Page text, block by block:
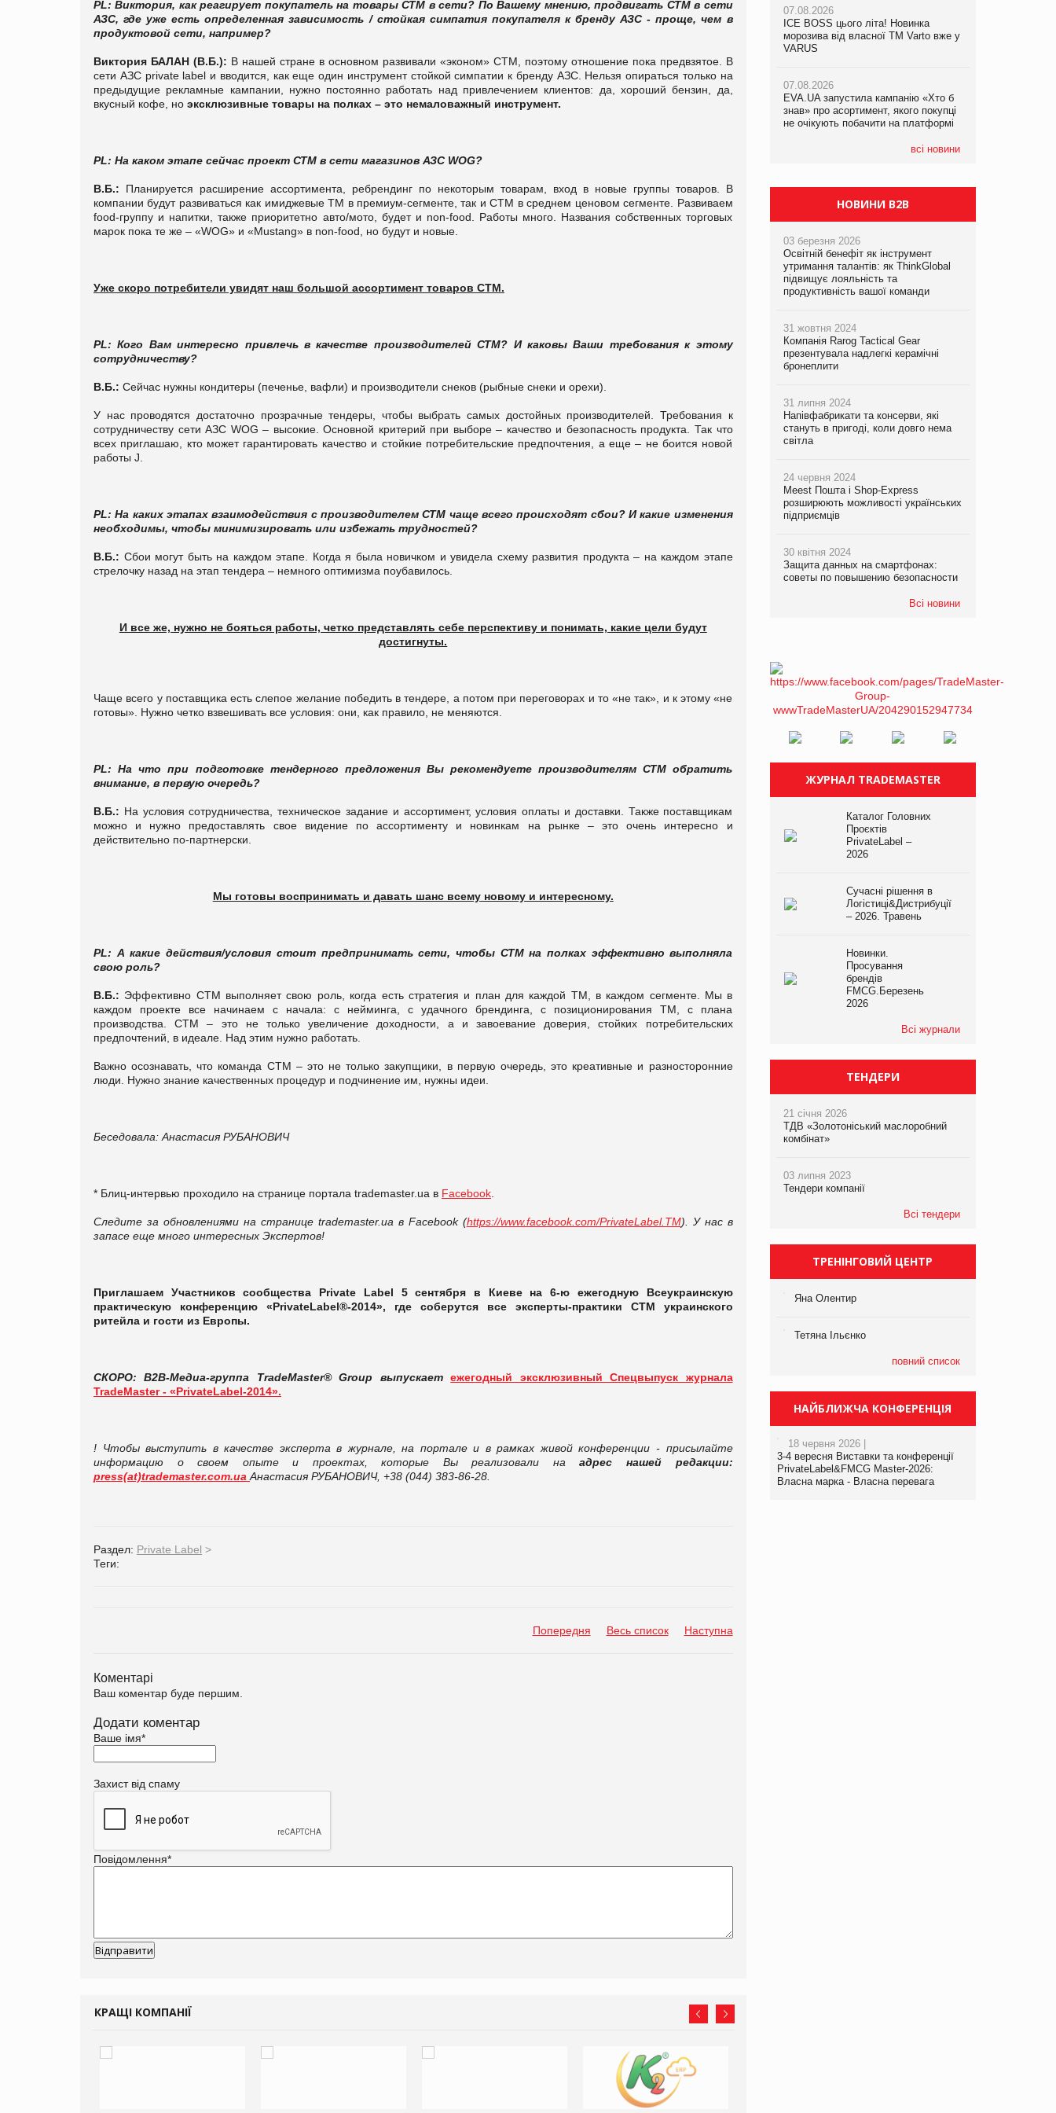
PL: Виктория, как реагирует покупатель на товары СТМ в сети? По Вашему мнению, продвигать СТМ в сети
АЗС, где уже есть определенная зависимость / стойкая симпатия покупателя к бренду АЗС - проще, чем в
продуктовой сети, например?
Виктория БАЛАН (В.Б.): В нашей стране в основном развивали «эконом» СТМ, поэтому отношение пока предвзятое. В
сети АЗС private label и вводится, как еще один инструмент стойкой симпатии к бренду АЗС. Нельзя опираться только на
предыдущие рекламные кампании, нужно постоянно работать над привлечением клиентов: да, хороший бензин, да,
вкусный кофе, но эксклюзивные товары на полках – это немаловажный инструмент.
PL: На каком этапе сейчас проект СТМ в сети магазинов АЗС WOG?
В.Б.: Планируется расширение ассортимента, ребрендинг по некоторым товарам, вход в новые группы товаров. В
компании будут развиваться как имиджевые ТМ в премиум-сегменте, так и СТМ в среднем ценовом сегменте. Развиваем
food-группу и напитки, также приоритетно авто/мото, будет и non-food. Работы много. Названия собственных торговых
марок пока те же – «WOG» и «Mustang» в non-food, но будут и новые.
Уже скоро потребители увидят наш большой ассортимент товаров СТМ.
PL: Кого Вам интересно привлечь в качестве производителей СТМ? И каковы Ваши требования к этому
сотрудничеству?
В.Б.: Сейчас нужны кондитеры (печенье, вафли) и производители снеков (рыбные снеки и орехи).
У нас проводятся достаточно прозрачные тендеры, чтобы выбрать самых достойных производителей. Требования к
сотрудничеству сети АЗС WOG – высокие. Основной критерий при выборе – качество и безопасность продукта. Так что
всех приглашаю, кто может гарантировать качество и стойкие потребительские предпочтения, а еще – не боится новой
работы J.
PL: На каких этапах взаимодействия с производителем СТМ чаще всего происходят сбои? И какие изменения
необходимы, чтобы минимизировать или избежать трудностей?
В.Б.: Сбои могут быть на каждом этапе. Когда я была новичком и увидела схему развития продукта – на каждом этапе
стрелочку назад на этап тендера – немного оптимизма поубавилось.
И все же, нужно не бояться работы, четко представлять себе перспективу и понимать, какие цели будут
достигнуты.
Чаще всего у поставщика есть слепое желание победить в тендере, а потом при переговорах и то «не так», и к этому «не
готовы». Нужно четко взвешивать все условия: они, как правило, не меняются.
PL: На что при подготовке тендерного предложения Вы рекомендуете производителям СТМ обратить
внимание, в первую очередь?
В.Б.: На условия сотрудничества, техническое задание и ассортимент, условия оплаты и доставки. Также поставщикам
можно и нужно предоставлять свое видение по ассортименту и новинкам на рынке – это очень интересно и
действительно по-партнерски.
Мы готовы воспринимать и давать шанс всему новому и интересному.
PL: А какие действия/условия стоит предпринимать сети, чтобы СТМ на полках эффективно выполняла
свою роль?
В.Б.: Эффективно СТМ выполняет свою роль, когда есть стратегия и план для каждой ТМ, в каждом сегменте. Мы в
каждом проекте все начинаем с начала: с нейминга, с удачного брендинга, с позиционирования ТМ, с плана
производства. СТМ – это не только увеличение доходности, а и завоевание доверия, стойких потребительских
предпочтений, в идеале. Над этим нужно работать.
Важно осознавать, что команда СТМ – это не только закупщики, в первую очередь, это креативные и разносторонние
люди. Нужно знание качественных процедур и подчинение им, нужны идеи.
Беседовала: Анастасия РУБАНОВИЧ
* Блиц-интервью проходило на странице портала trademaster.ua в Facebook
Следите за обновлениями на странице trademaster.ua в Facebook (https://www.facebook.com/PrivateLabel.TM). У нас в
запасе еще много интересных Экспертов!
Приглашаем Участников сообщества Private Label 5 сентября в Киеве на 6-ю ежегодную Всеукраинскую
практическую конференцию «PrivateLabel®-2014», где соберутся все эксперты-практики СТМ украинского
ритейла и гости из Европы.
СКОРО: B2B-Медиа-группа TradeMaster® Group выпускаетежегодный эксклюзивный Спецвыпуск журнала
TradeMaster - «PrivateLabel-2014».
! Чтобы выступить в качестве эксперта в журнале, на портале и в рамках живой конференции - присылайте
информацию о своем опыте и проектах, которые Вы реализовали наадрес нашей редакции:
press(at)trademaster.com.ua Анастасия РУБАНОВИЧ, +38 (044) 383-86-28.
Раздел: Private Label >
Теги:
Попередня Весь список Наступна
Коментарі
Ваш коментар буде першим.
Додати коментар
Ваше імя*
Захист від спаму
Повідомлення*
КРАЩІ КОМПАНІЇ
07.08.2026
ICE BOSS цього літа! Новинка
морозива від власної ТМ Varto вже у
VARUS
07.08.2026
EVA.UA запустила кампанію «Хто б
знав» про асортимент, якого покупці
не очікують побачити на платформі
всі новини
06.08.2026
Смачна новинка для хвостатих: у
VARUS з’явилися паучі Varto Paw
05.08.2026
Мережа супермаркетів VARUS купує
мережу магазинів формату
компанія налічуватиме 374 магазини
07.08.2026
Франція заборонила рекламні дзвінки
НОВИНИ B2B
03 березня 2026
Освітній бенефіт як інструмент
утримання талантів: як ThinkGlobal
підвищує лояльність та
продуктивність вашої команди
31 жовтня 2024
Компанія Rarog Tactical Gear
презентувала надлегкі керамічні
бронеплити
31 липня 2024
Напівфабрикати та консерви, які
стануть в пригоді, коли довго нема
світла
24 червня 2024
Meest Пошта і Shop-Express
розширюють можливості українських
підприємців
30 квітня 2024
Защита данных на смартфонах:
советы по повышению безопасности
Всі новини
ЖУРНАЛ TRADEMASTER
Каталог Головних
Проєктів
PrivateLabel –
2026
Сучасні рішення в
Логістиці&Дистрибуції
– 2026. Травень
Новинки.
Просування
брендів
FMCG.Березень
2026
Всі журнали
ТЕНДЕРИ
21 січня 2026
ТДВ «Золотоніський маслоробний
комбінат»
03 липня 2023
Тендери компанії
Всі тендери
ТРЕНІНГОВИЙ ЦЕНТР
Яна Олентир
Тетяна Ільєнко
повний список
НАЙБЛИЖЧА КОНФЕРЕНЦІЯ
18 червня 2026 |
3-4 вересня Виставки та конференції
PrivateLabel&FMCG Master-2026:
Власна марка - Власна перевага